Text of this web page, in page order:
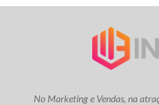
No Marketing e Vendas, na